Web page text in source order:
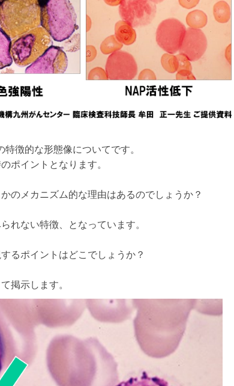
徴的な形態像についてです。
ポイントとなります。
のメカニズム的な理由はあるのでしょうか？
れない特徴、となっています。
るポイントはどこでしょうか？
掲示します。